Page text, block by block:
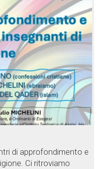
di approfondimento e
Ci ritroviamo